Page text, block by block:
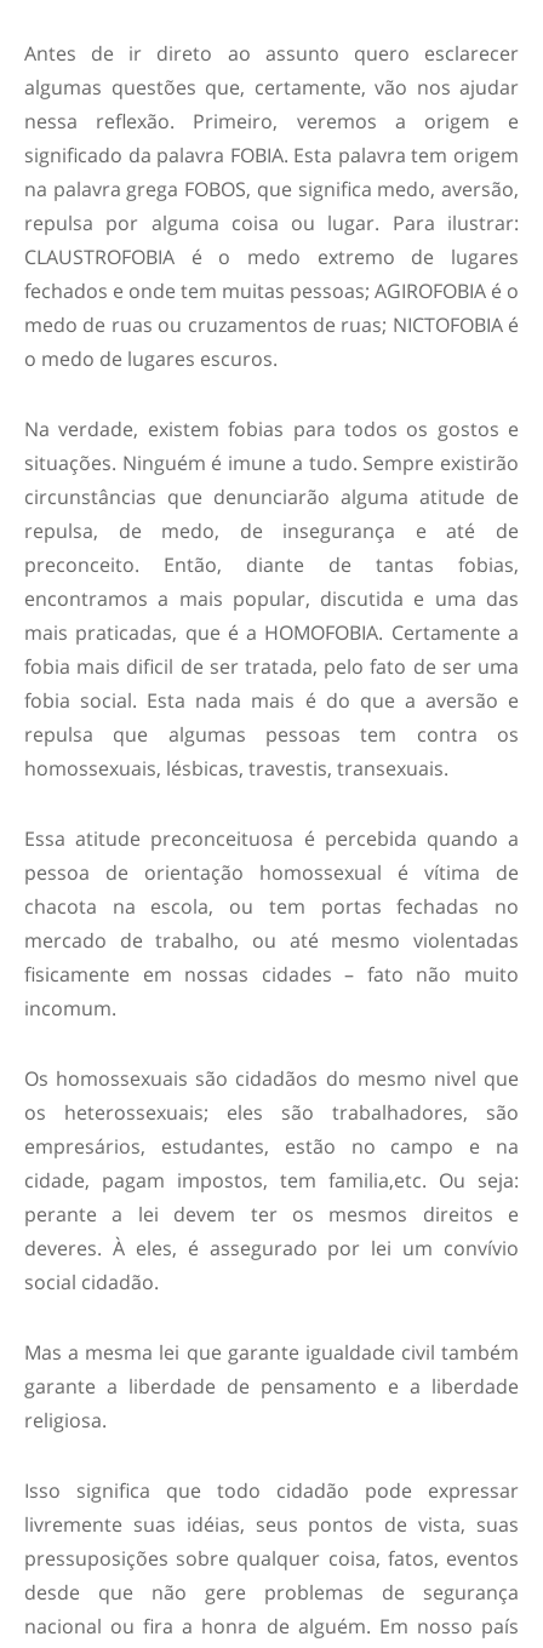
Antes de ir direto ao assunto quero esclarecer
algumas questões que, certamente, vão nos ajudar
nessa reflexão. Primeiro, veremos a origem e
significado da palavra FOBIA. Esta palavra tem origem
na palavra grega FOBOS, que significa medo, aversão,
repulsa por alguma coisa ou lugar. Para ilustrar:
CLAUSTROFOBIA é o medo extremo de lugares
fechados e onde tem muitas pessoas; AGIROFOBIA é o
medo de ruas ou cruzamentos de ruas; NICTOFOBIA é
o medo de lugares escuros.
Na verdade, existem fobias para todos os gostos e
situações. Ninguém é imune a tudo. Sempre existirão
circunstâncias que denunciarão alguma atitude de
repulsa, de medo, de insegurança e até de
preconceito. Então, diante de tantas fobias,
encontramos a mais popular, discutida e uma das
mais praticadas, que é a HOMOFOBIA. Certamente a
fobia mais dificil de ser tratada, pelo fato de ser uma
fobia social. Esta nada mais é do que a aversão e
repulsa que algumas pessoas tem contra os
homossexuais, lésbicas, travestis, transexuais.
Essa atitude preconceituosa é percebida quando a
pessoa de orientação homossexual é vítima de
chacota na escola, ou tem portas fechadas no
mercado de trabalho, ou até mesmo violentadas
fisicamente em nossas cidades – fato não muito
incomum.
Os homossexuais são cidadãos do mesmo nivel que
os heterossexuais; eles são trabalhadores, são
empresários, estudantes, estão no campo e na
cidade, pagam impostos, tem familia,etc. Ou seja:
perante a lei devem ter os mesmos direitos e
deveres. À eles, é assegurado por lei um convívio
social cidadão.
Mas a mesma lei que garante igualdade civil também
garante a liberdade de pensamento e a liberdade
religiosa.
Isso significa que todo cidadão pode expressar
livremente suas idéias, seus pontos de vista, suas
pressuposições sobre qualquer coisa, fatos, eventos
desde que não gere problemas de segurança
nacional ou fira a honra de alguém. Em nosso país